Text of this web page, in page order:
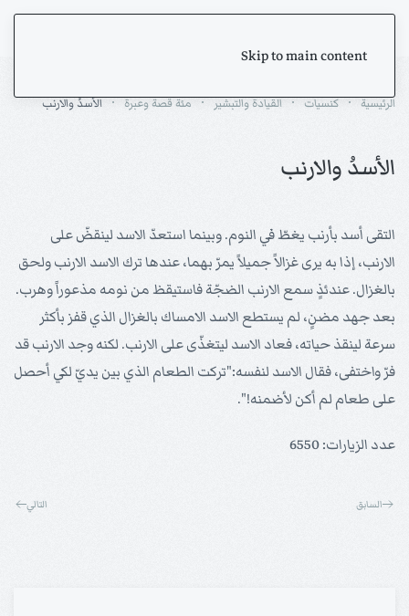
Skip to main content
الرئيسية كنسيات القيادة والتبشير مئة قصة وعبرة الأسدُ والارنب
الأسدُ والارنب
التقى أسد بأرنب يغطّ في النوم. وبينما استعدّ الاسد لينقضّ على
الارنب، إذا به يرى غزالاً جميلاً يمرّ بهما، عندها ترك الاسد الارنب ولحق
بالغزال. عندئذٍ سمع الارنب الضجّة فاستيقظ من نومه مذعوراً وهرب.
بعد جهد مضنٍ، لم يستطع الاسد الامساك بالغزال الذي قفز بأكثر
سرعة لينقذ حياته، فعاد الاسد ليتغذّى على الارنب. لكنه وجد الارنب قد
فرّ واختفى، فقال الاسد لنفسه:"تركت الطعام الذي بين يديّ لكي أحصل
على طعام لم أكن لأضمنه!".
عدد الزيارات: 6550
السابق التالي